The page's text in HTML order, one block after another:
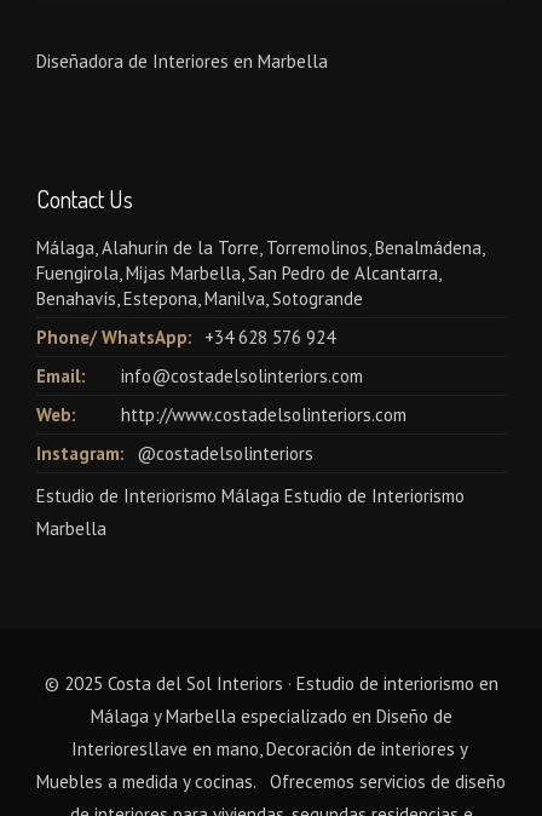
Diseñadora de Interiores en Marbella
Contact Us
Málaga, Alahurín de la Torre, Torremolinos, Benalmádena,
Fuengirola, Mijas Marbella, San Pedro de Alcantarra,
Benahavís, Estepona, Manilva, Sotogrande
Phone/ WhatsApp:
+34 628 576 924
Email:
info@costadelsolinteriors.com
Web:
http://www.costadelsolinteriors.com
Instagram:
@costadelsolinteriors
Estudio de Interiorismo Málaga Estudio de Interiorismo
Marbella
© 2025 Costa del Sol Interiors · Estudio de interiorismo en
Málaga y Marbella especializado en Diseño de
Interioresllave en mano,Decoración de interiores y
Muebles a medida y cocinas. Ofrecemos servicios de diseño